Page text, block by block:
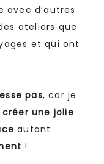
avec d’autres
ateliers que
et qui ont
pas, car je
créer une jolie
autant
!